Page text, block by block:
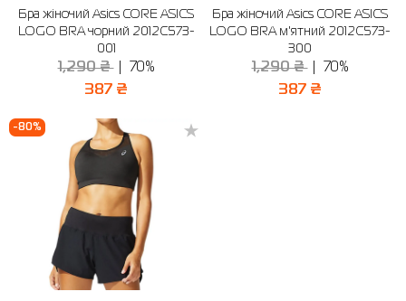
Бра жіночий Asics CORE ASICS
LOGO BRA чорний 2012C573-
001
1,290 ₴ 70%
387 ₴
Бра жіночий Asics CORE ASICS
LOGO BRA м'ятний 2012C573-
300
1,290 ₴ 70%
387 ₴
-80%